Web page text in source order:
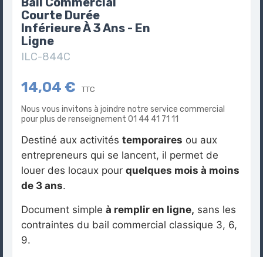
Courte Durée
Inférieure À 3 Ans - En
Ligne
ILC-844C
14,04 € TTC
Nous vous invitons à joindre notre service commercial
pour plus de renseignement 01 44 41 71 11
Destiné aux activités temporaires ou aux
entrepreneurs qui se lancent, il permet de
louer des locaux pour quelques mois à moins
de 3 ans.
Document simple à remplir en ligne, sans les
contraintes du bail commercial classique 3, 6,
9.